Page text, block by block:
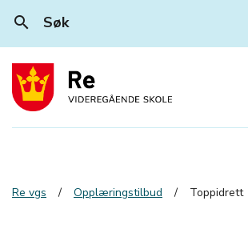
search Søk
Re vgs Opplæringstilbud Toppidrett